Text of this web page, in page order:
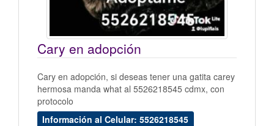
Cary en adopción
Cary en adopción, si deseas tener una gatita carey
hermosa manda what al 5526218545 cdmx, con
protocolo
Información al Celular: 5526218545